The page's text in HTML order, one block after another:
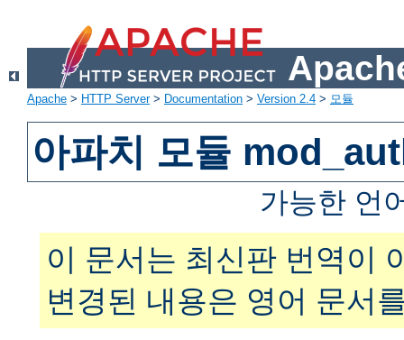
Apache > HTTP Server> Documentation > Version 2.4 > 모듈
아파치 모듈
가능한 언
이 문서는 최신판 번역이
변경된 내용은 영어 문서